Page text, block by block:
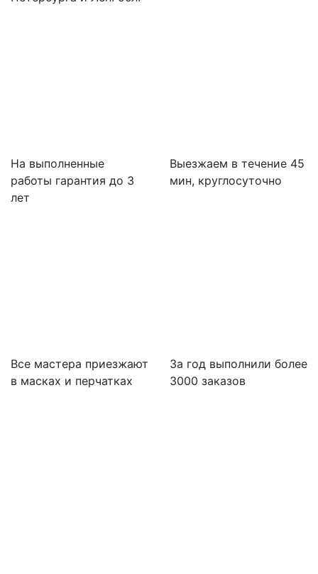
На выполненные
работы гарантия до 3
лет
Выезжаем в течение 45
мин, круглосуточно
Все мастера приезжают
в масках и перчатках
За год выполнили более
3000 заказов